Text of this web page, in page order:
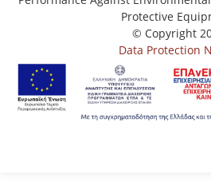
Protective
© Copyright
Data Protection